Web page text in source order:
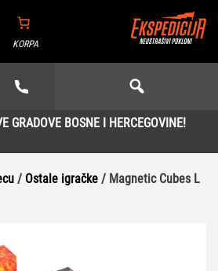
KORPA
GRADOVE BOSNE I HERCEGOVINE!
/ Ostale igračke / Magnetic Cubes L